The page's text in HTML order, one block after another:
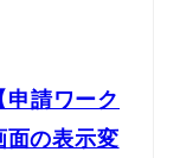
請ワーク
面の表示変